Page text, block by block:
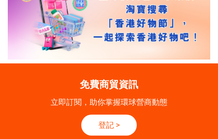
免費商貿資訊
立即訂閱，助你掌握環球營商動態
登記 >